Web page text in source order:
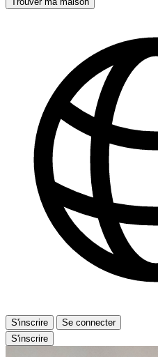
S'inscrire
Se connecter
S'inscrire